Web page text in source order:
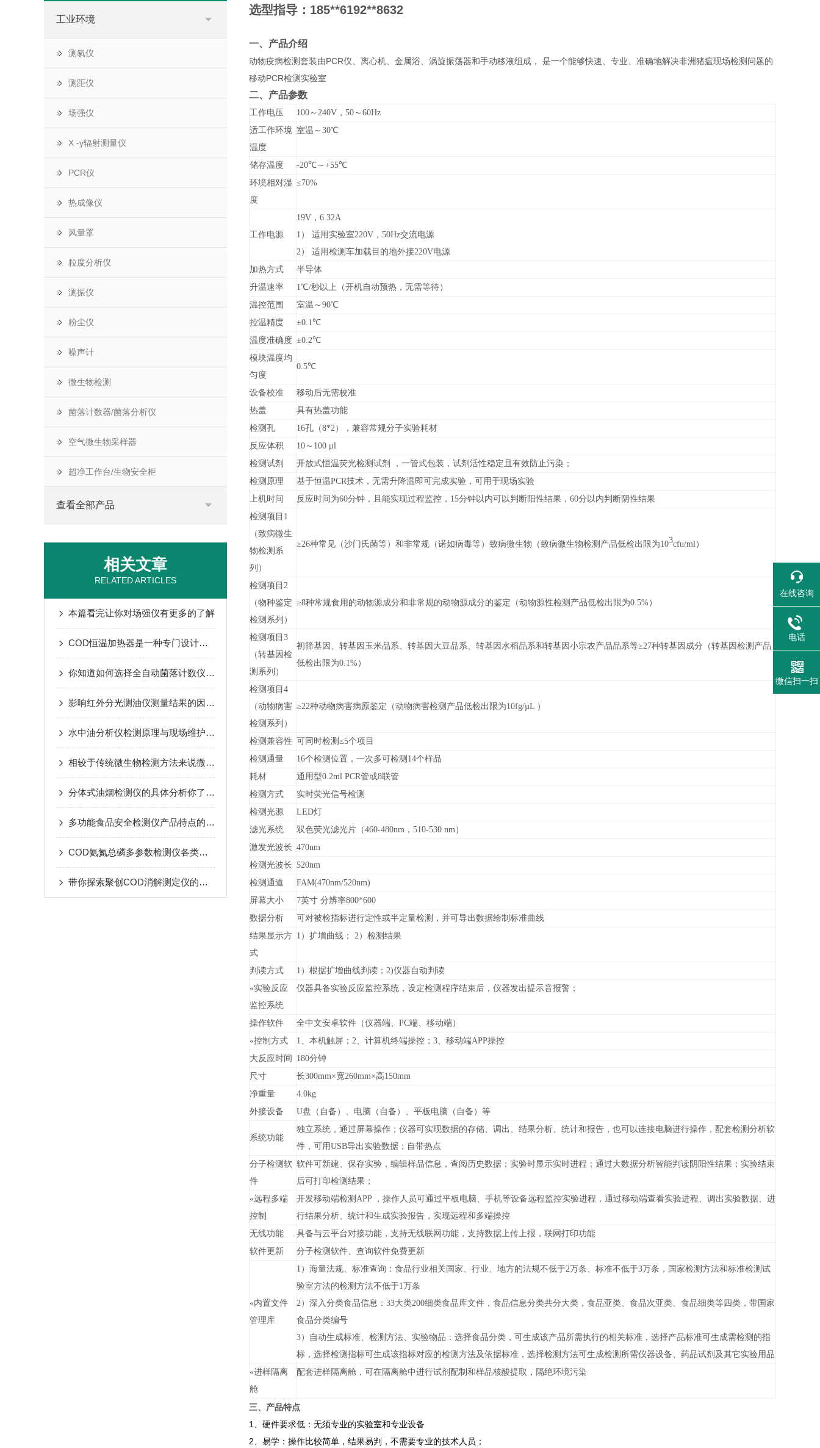
工业环境
测氡仪
测距仪
场强仪
X -γ辐射测量仪
PCR仪
热成像仪
风量罩
粒度分析仪
测振仪
粉尘仪
噪声计
微生物检测
菌落计数器/菌落分析仪
空气微生物采样器
超净工作台/生物安全柜
查看全部产品
相关文章
RELATED ARTICLES
本篇看完让你对场强仪有更多的了解
COD恒温加热器是一种专门设计用于化学需氧量测定的设备
你知道如何选择全自动菌落计数仪么？
影响红外分光测油仪测量结果的因素看完便知
水中油分析仪检测原理与现场维护实用指南
相较于传统微生物检测方法来说微生物快速检测系统有哪些技术呢
分体式油烟检测仪的具体分析你了解多少
多功能食品安全检测仪产品特点的介绍与说明
COD氨氮总磷多参数检测仪各类参数指标分析
带你探索聚创COD消解测定仪的秘密
选型指导：185**6192**8632
一、产品介绍
动物疫病检测套装由PCR仪、离心机、金属浴、涡旋振荡器和手动移液组成， 是一个能够快速、专业、准确地解决非洲猪瘟现场检测问题的
移动PCR检测实验室
二、产品参数
工作电压
100～240V，50～60Hz
适工作环境
温度
室温～30℃
储存温度
-20℃～+55℃
环境相对湿
度
≤70%
工作电源
19V，6.32A
1） 适用实验室220V，50Hz交流电源
2） 适用检测车加载目的地外接220V电源
加热方式
半导体
升温速率
1℃/秒以上（开机自动预热，无需等待）
温控范围
室温～90℃
控温精度
±0.1℃
温度准确度 ±0.2℃
模块温度均
匀度
0.5℃
设备校准
移动后无需校准
热盖
具有热盖功能
检测孔
16孔（8*2），兼容常规分子实验耗材
反应体积
10～100 μl
检测试剂
开放式恒温荧光检测试剂 ，一管式包装，试剂活性稳定且有效防止污染；
检测原理
基于恒温PCR技术，无需升降温即可完成实验，可用于现场实验
上机时间
反应时间为60分钟，且能实现过程监控，15分钟 以内可以判断阳性结果，60分以内判断阴性结果
检测项目1
（致病微生
物检测系
列）
≥26种常见（沙门氏菌等）和非常规（诺如病毒等）致病微生物（致病微生物检测产品低检出限为103cfu/ml）
检测项目2
（物种鉴定
检测系列）
≥8种常规食用的动物源成分和非常规的动物源成分的鉴定（动物源性检测产品低检出限为0.5%）
检测项目3
（转基因检
测系列）
初筛基因、转基因玉米品系、转基因大豆品系、转基因水稻品系和转基因小宗农产品品系等≥27种转基因成分（转基因检测产品
低检出限为0.1%）
检测项目4
（动物病害
检测系列）
≥22种动物病害病原鉴定（动物病害检测产品低检出限为10fg/µL ）
检测兼容性 可同时检测≤5个项目
检测通量
16个检测位置，一次多可检测14个样品
耗材
通用型0.2ml PCR管或8联管
检测方式
实时荧光信号检测
检测光源
LED灯
滤光系统
双色荧光滤光片（460-480nm，510-530 nm）
激发光波长 470nm
检测光波长 520nm
检测通道
FAM(470nm/520nm)
屏幕大小
7英寸 分辨率800*600
数据分析
可对被检指标进行定性或半定量检测，并可导出数据绘制标准曲线
结果显示方
式
1）扩增曲线； 2）检测结果
判读方式
1）根据扩增曲线判读；2)仪器自动判读
«实验反应
监控系统
仪器具备实验反应监控系统，设定检测程序结束后，仪器发出提示音报警；
操作软件
全中文安卓软件（仪器端、PC端、移动端）
«控制方式
1、本机触屏；2、计算机终端操控；3、移动端APP操控
大反应时间
180分钟
尺寸
长300mm×宽260mm×高150mm
净重量
4.0kg
外接设备
U盘（自备）、电脑（自备）、平板电脑（自备）等
系统功能
独立系统，通过屏幕操作；仪器可实现数据的存储、调出、结果分析、统计和报告，也可以连接电脑进行操作，配套检测分析软
件，可用USB导出实验数据；自带热点
分子检测软
件
软件可新建、保存实验，编辑样品信息，查阅历史数据；实验时显示实时进程；通过大数据分析智能判读阴阳性结果；实验结束
后可打印检测结果；
«远程多端
控制
开发移动端检测APP ，操作人员可通过平板电脑、手机等设备远程监控实验进程，通过移动端查看实验进程、调出实验数据、进
行结果分析、统计和生成实验报告，实现远程和多端操控
无线功能
具备与云平台对接功能，支持无线联网功能，支持数据上传上报，联网打印功能
软件更新
分子检测软件、查询软件免费更新
«内置文件
管理库
1）海量法规、标准查询：食品行业相关国家、行业、地方的法规不低于2万条、标准不低于3万条，国家检测方法和标准检测试
验室方法的检测方法不低于1万条
2）深入分类食品信息：33大类200细类食品库文件，食品信息分类共分大类，食品亚类、食品次亚类、食品细类等四类，带国家
食品分类编号
3）自动生成标准、检测方法、实验物品：选择食品分类，可生成该产品所需执行的相关标准，选择产品标准可生成需检测的指
标，选择检测指标可生成该指标对应的检测方法及依据标准，选择检测方法可生成检测所需仪器设备、药品试剂及其它实验用品
«进样隔离
舱
配套进样隔离舱，可在隔离舱中进行试剂配制和样品核酸提取，隔绝环境污染
三、产品特点
1、硬件要求低：无须专业的实验室和专业设备
2、易学：操作比较简单，结果易判，不需要专业的技术人员；
在线咨询
电话
微信扫一扫